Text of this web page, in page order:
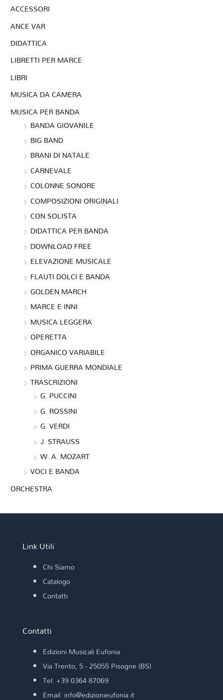
ACCESSORI
ANCE VAR
DIDATTICA
LIBRETTI PER MARCE
LIBRI
MUSICA DA CAMERA
MUSICA PER BANDA
BANDA GIOVANILE
BIG BAND
BRANI DI NATALE
CARNEVALE
COLONNE SONORE
COMPOSIZIONI ORIGINALI
CON SOLISTA
DIDATTICA PER BANDA
DOWNLOAD FREE
ELEVAZIONE MUSICALE
FLAUTI DOLCI E BANDA
GOLDEN MARCH
MARCE E INNI
MUSICA LEGGERA
OPERETTA
ORGANICO VARIABILE
PRIMA GUERRA MONDIALE
TRASCRIZIONI
G. PUCCINI
G. ROSSINI
G. VERDI
J. STRAUSS
W. A. MOZART
VOCI E BANDA
ORCHESTRA
Link Utili
Chi Siamo
Catalogo
Contatti
Contatti
Edizioni Musicali Eufonia
Via Trento, 5 - 25055 Pisogne (BS)
Tel: +39 0364 87069
Email: info@edizionieufonia.it